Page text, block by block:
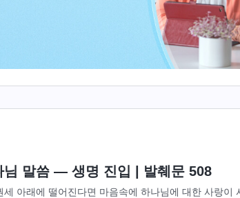
님 말씀 ― 생명 진입 | 발췌문 508
세 아래에 떨어진다면 마음속에 하나님에 대한 사랑이